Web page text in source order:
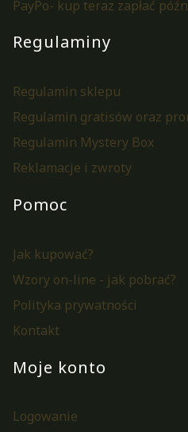
PayPo- kup teraz zapłać
Regulaminy
Regulamin sklepu
Regulamin gratisów oraz
Regulamin Mystery Box
Reklamacje i zwroty
Pomoc
Jak kupować?
Wzory on-line - jak pobrać?
Polityka prywatności
Kontakt
Moje konto
Logowanie